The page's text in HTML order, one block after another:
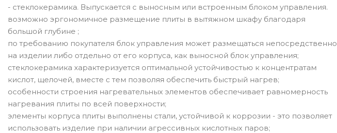
- стеклокерамика. Выпускается с выносным или встроенным блоком управления.
возможно эргономичное размещение плиты в вытяжном шкафу благодаря
большой глубине ;
по требованию покупателя блок управления может размещаться непосредственно
на изделии либо отдельно от его корпуса, как выносной блок управления;
стеклокерамика характеризуется оптимальной устойчивостью к концентратам
кислот, щелочей, вместе с тем позволяя обеспечить быстрый нагрев;
особенности строения нагревательных элементов обеспечивает равномерность
нагревания плиты по всей поверхности;
элементы корпуса плиты выполнены стали, устойчивой к коррозии - это позволяет
использовать изделие при наличии агрессивных кислотных паров;